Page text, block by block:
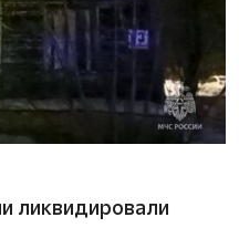
ликвидировали